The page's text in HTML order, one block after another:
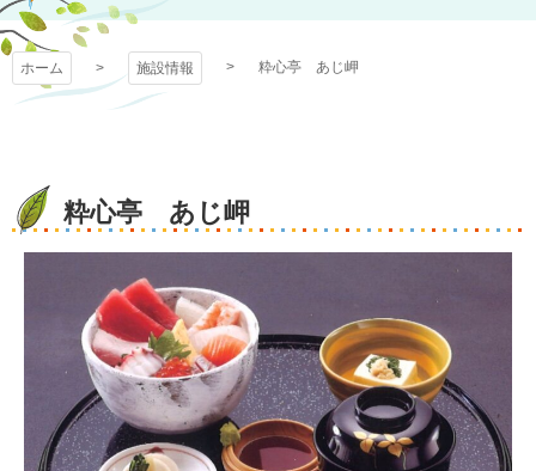
ホーム 施設情報 粋心亭 あじ岬
粋心亭 あじ岬